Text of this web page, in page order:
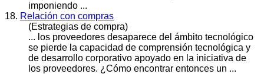
imponiendo ...
18. Relación con compras
(Estrategias de compra)
... los proveedores desaparece del ámbito tecnológico
se pierde la capacidad de comprensión tecnológica y
de desarrollo corporativo apoyado en la iniciativa de
los proveedores. ¿Cómo encontrar entonces un ...